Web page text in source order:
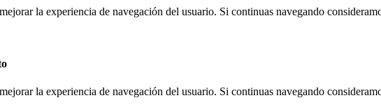
la experiencia de navegación del usuario. Si continuas navegando
la experiencia de navegación del usuario. Si continuas navegando